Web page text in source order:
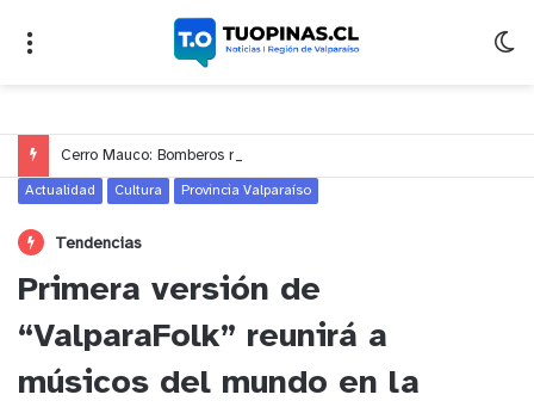
Actualidad Cultura Provincia Valparaíso
Tendencias
Primera versión de
“ValparaFolk” reunirá a
músicos del mundo en la